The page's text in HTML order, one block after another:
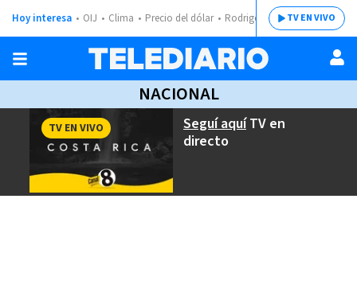
Hoy interesa OIJ Clima Precio del dólar Rodrigo ChavesTV EN VIVO
NACIONAL
Seguí aquíTV en
directo
TV EN VIVO